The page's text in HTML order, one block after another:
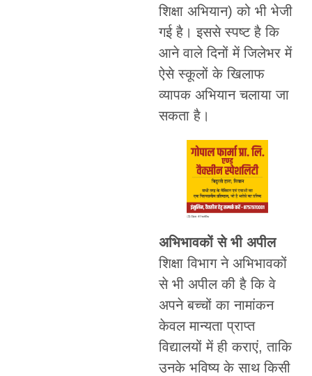
शिक्षा अभियान) को भी भेजी
गई है। इससे स्पष्ट है कि
आने वाले दिनों में जिलेभर में
ऐसे स्कूलों के खिलाफ
व्यापक अभियान चलाया जा
सकता है।
अभिभावकों से भी अपील
शिक्षा विभाग ने अभिभावकों
से भी अपील की है कि वे
अपने बच्चों का नामांकन
केवल मान्यता प्राप्त
विद्यालयों में ही कराएं, ताकि
उनके भविष्य के साथ किसी